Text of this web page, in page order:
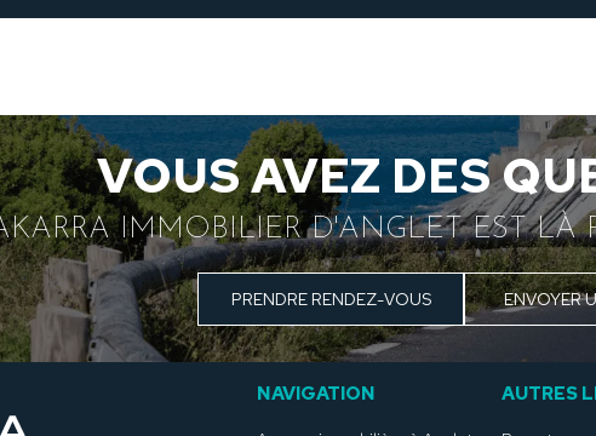
VOUS AVEZ DES
IMMOBILIER D'ANGLET EST LÀ
PRENDRE RENDEZ-VOUS ENVOYER
NAVIGATION AUTRES